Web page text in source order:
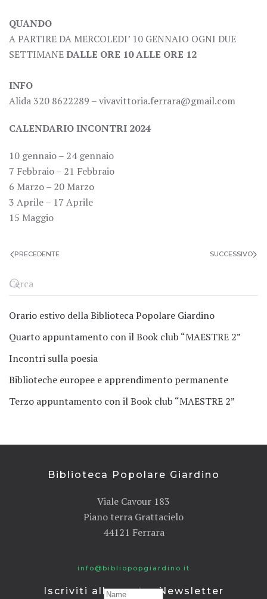
QUANDO
A PARTIRE DA MERCOLEDI’ 10 GENNAIO OGNI DUE
SETTIMANEDALLE ORE 10 ALLE ORE 12
INFO
Alida 320 8622289 – vivavittoria.ferrara@gmail.com
CALENDARIO INCONTRI 2024
10 gennaio – 24 gennaio
7 Febbraio – 21 Febbraio
6 Marzo – 20 Marzo
3 Aprile – 17 Aprile
15 Maggio
PRECEDENTE SUCCESSIVO
Orario estivo della Biblioteca Popolare Giardino
Quarto appuntamento con il Book club “MAESTRE 2”
Incontri sulla poesia
Biblioteche europee e apprendimento permanente
Terzo appuntamento con il Book club “MAESTRE 2”
Biblioteca Popolare Giardino
Viale Cavour 183
Piano terra Grattacielo
44121 Ferrara
info@bibliopopgiardino.it
Iscriviti alla nostra Newsletter